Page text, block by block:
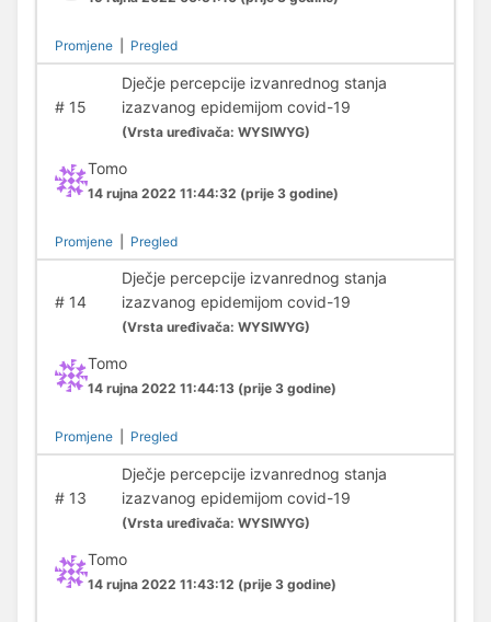
Promjene Pregled
#15
Dječje percepcije izvanrednog stanja
izazvanog epidemijom covid-19
(Vrsta uređivača: WYSIWYG)
Tomo
14 rujna 2022 11:44:32 (prije 3 godine)
Promjene Pregled
#14
Dječje percepcije izvanrednog stanja
izazvanog epidemijom covid-19
(Vrsta uređivača: WYSIWYG)
Tomo
14 rujna 2022 11:44:13 (prije 3 godine)
Promjene Pregled
#13
Dječje percepcije izvanrednog stanja
izazvanog epidemijom covid-19
(Vrsta uređivača: WYSIWYG)
Tomo
14 rujna 2022 11:43:12 (prije 3 godine)